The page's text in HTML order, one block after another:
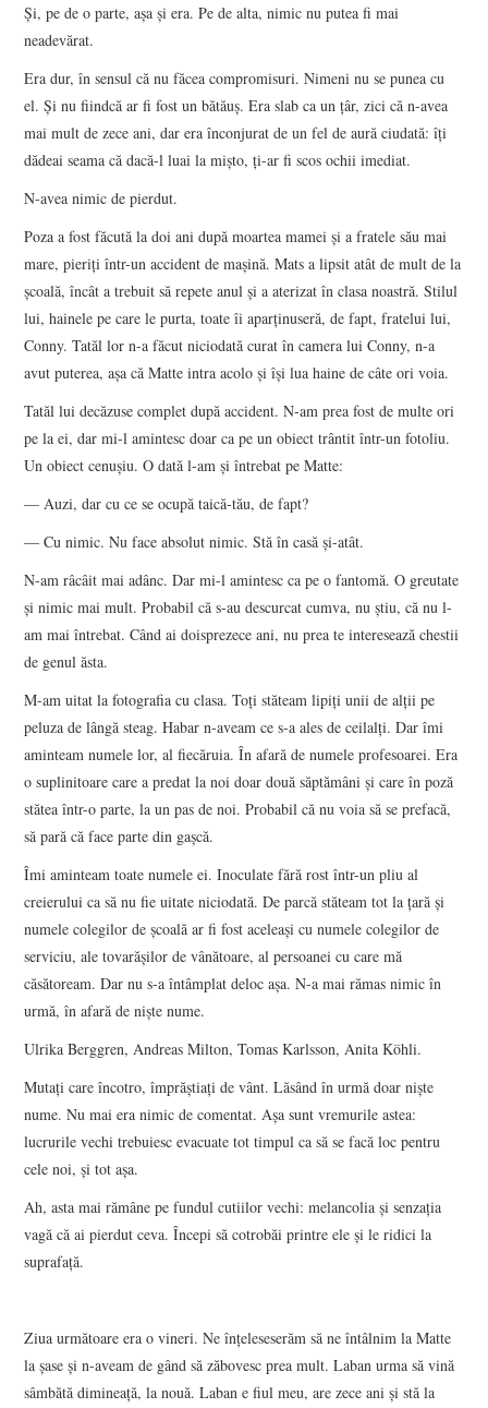
Şi, pe de o parte, aşa şi era. Pe de alta, nimic nu putea fi mai
neadevărat.
Era dur, în sensul că nu făcea compromisuri. Nimeni nu se punea cu
el. Şi nu fiindcă ar fi fost un bătăuş. Era slab ca un ţâr, zici că n-avea
mai mult de zece ani, dar era înconjurat de un fel de aură ciudată: îţi
dădeai seama că dacă-l luai la mişto, ţi-ar fi scos ochii imediat.
N-avea nimic de pierdut.
Poza a fost făcută la doi ani după moartea mamei şi a fratele său mai
mare, pieriţi într-un accident de maşină. Mats a lipsit atât de mult de la
şcoală, încât a trebuit să repete anul şi a aterizat în clasa noastră. Stilul
lui, hainele pe care le purta, toate îi aparţinuseră, de fapt, fratelui lui,
Conny. Tatăl lor n-a făcut niciodată curat în camera lui Conny, n-a
avut puterea, aşa că Matte intra acolo şi îşi lua haine de câte ori voia.
Tatăl lui decăzuse complet după accident. N-am prea fost de multe ori
pe la ei, dar mi-l amintesc doar ca pe un obiect trântit într-un fotoliu.
Un obiect cenuşiu. O dată l-am şi întrebat pe Matte:
— Auzi, dar cu ce se ocupă taică-tău, de fapt?
— Cu nimic. Nu face absolut nimic. Stă în casă şi-atât.
N-am râcâit mai adânc. Dar mi-l amintesc ca pe o fantomă. O greutate
şi nimic mai mult. Probabil că s-au descurcat cumva, nu ştiu, că nu l-
am mai întrebat. Când ai doisprezece ani, nu prea te interesează chestii
de genul ăsta.
M-am uitat la fotografia cu clasa. Toţi stăteam lipiţi unii de alţii pe
peluza de lângă steag. Habar n-aveam ce s-a ales de ceilalţi. Dar îmi
aminteam numele lor, al fiecăruia. În afară de numele profesoarei. Era
o suplinitoare care a predat la noi doar două săptămâni şi care în poză
stătea într-o parte, la un pas de noi. Probabil că nu voia să se prefacă,
să pară că face parte din gaşcă.
Îmi aminteam toate numele ei. Inoculate fără rost într-un pliu al
creierului ca să nu fie uitate niciodată. De parcă stăteam tot la ţară şi
numele colegilor de şcoală ar fi fost aceleaşi cu numele colegilor de
serviciu, ale tovarăşilor de vânătoare, al persoanei cu care mă
căsătoream. Dar nu s-a întâmplat deloc aşa. N-a mai rămas nimic în
urmă, în afară de nişte nume.
Ulrika Berggren, Andreas Milton, Tomas Karlsson, Anita Köhli.
Mutaţi care încotro, împrăştiaţi de vânt. Lăsând în urmă doar nişte
nume. Nu mai era nimic de comentat. Aşa sunt vremurile astea:
lucrurile vechi trebuiesc evacuate tot timpul ca să se facă loc pentru
cele noi, şi tot aşa.
Ah, asta mai rămâne pe fundul cutiilor vechi: melancolia şi senzaţia
vagă că ai pierdut ceva. Începi să cotrobăi printre ele şi le ridici la
suprafaţă.
Ziua următoare era o vineri. Ne înţeleseserăm să ne întâlnim la Matte
la şase şi n-aveam de gând să zăbovesc prea mult. Laban urma să vină
sâmbătă dimineaţă, la nouă. Laban e fiul meu, are zece ani şi stă la